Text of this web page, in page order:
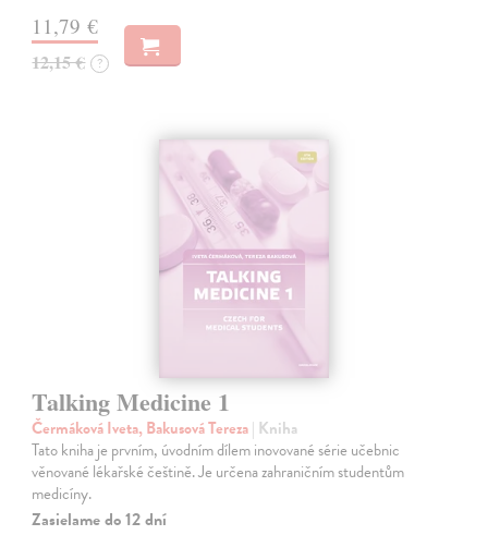
11,79 €
12,15 € ?
Talking Medicine 1
Čermáková Iveta, Bakusová Tereza| Kniha
Tato kniha je prvním, úvodním dílem inovované série učebnic
věnované lékařské češtině. Je určena zahraničním studentům
medicíny.
Zasielame do 12 dní